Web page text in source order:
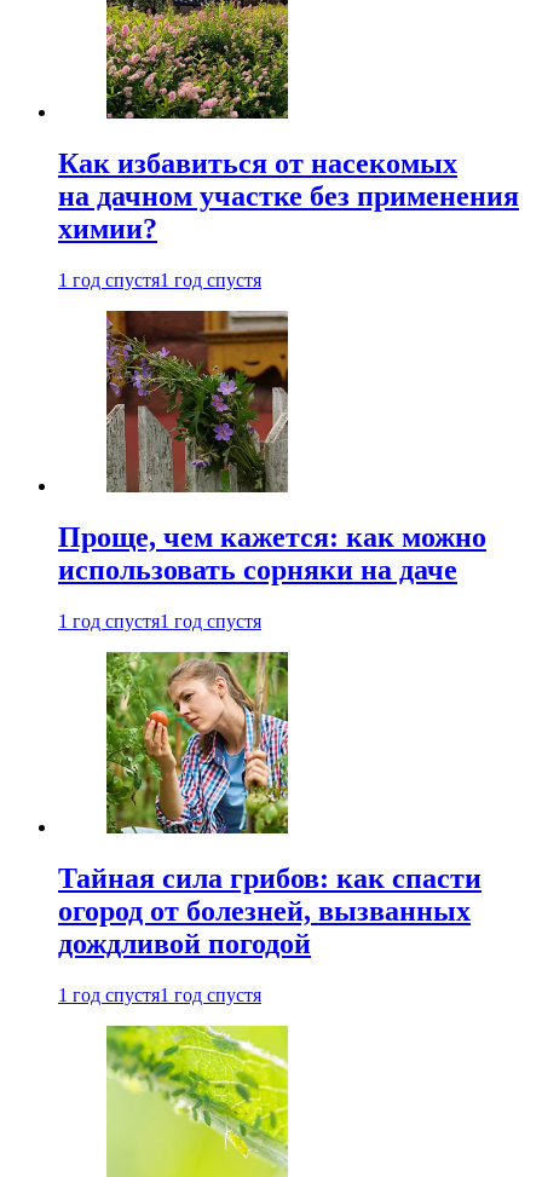
Как избавиться от насекомых
на дачном участке без применения
химии?
1 год спустя1 год спустя
Проще, чем кажется: как можно
использовать сорняки на даче
1 год спустя1 год спустя
Тайная сила грибов: как спасти
огород от болезней, вызванных
дождливой погодой
1 год спустя1 год спустя